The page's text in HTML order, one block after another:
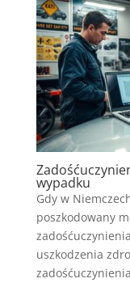
wypadku
Gdy w
poszkodowany
uszkodzenia